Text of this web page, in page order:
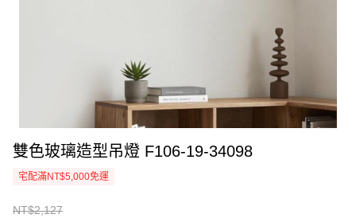
雙色玻璃造型吊燈 F106-19-34098
宅配滿NT$5,000免運
NT$2,127